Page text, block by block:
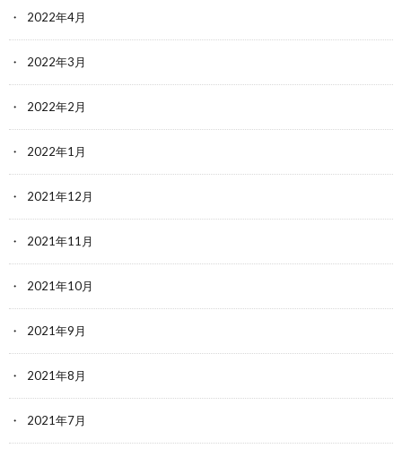
2022年4月
2022年3月
2022年2月
2022年1月
2021年12月
2021年11月
2021年10月
2021年9月
2021年8月
2021年7月